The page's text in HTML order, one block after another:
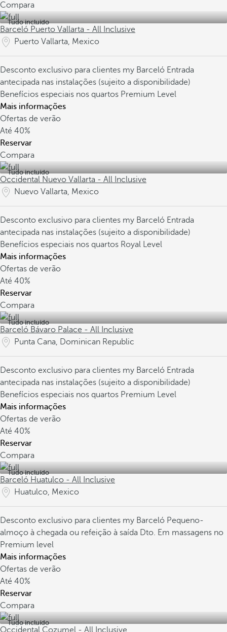
Compara
Tudo incluído
Barceló Puerto Vallarta - All Inclusive
Puerto Vallarta, Mexico
Desconto exclusivo para clientes my Barceló Entrada
antecipada nas instalações (sujeito a disponibilidade)
Benefícios especiais nos quartos Premium Level
Mais informações
Ofertas de verão
Até 40%
Reservar
Compara
Tudo incluído
Occidental Nuevo Vallarta - All Inclusive
Nuevo Vallarta, Mexico
Desconto exclusivo para clientes my Barceló Entrada
antecipada nas instalações (sujeito a disponibilidade)
Benefícios especiais nos quartos Royal Level
Mais informações
Ofertas de verão
Até 40%
Reservar
Compara
Tudo incluído
Barceló Bávaro Palace - All Inclusive
Punta Cana, Dominican Republic
Desconto exclusivo para clientes my Barceló Entrada
antecipada nas instalações (sujeito a disponibilidade)
Benefícios especiais nos quartos Premium Level
Mais informações
Ofertas de verão
Até 40%
Reservar
Compara
Tudo incluído
Barceló Huatulco - All Inclusive
Huatulco, Mexico
Desconto exclusivo para clientes my Barceló Pequeno-
almoço à chegada ou refeição à saída Dto. Em massagens no
Premium level
Mais informações
Ofertas de verão
Até 40%
Reservar
Compara
Tudo incluído
Occidental Cozumel - All Inclusive